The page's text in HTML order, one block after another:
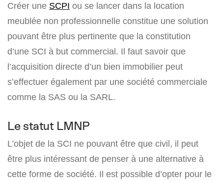
Créer une SCPI ou se lancer dans la location
meublée non professionnelle constitue une solution
pouvant être plus pertinente que la constitution
d’une SCI à but commercial. Il faut savoir que
l’acquisition directe d’un bien immobilier peut
s’effectuer également par une société commerciale
comme la SAS ou la SARL.
Le statut LMNP
L’objet de la SCI ne pouvant être que civil, il peut
être plus intéressant de penser à une alternative à
cette forme de société. Il est possible d’opter pour le